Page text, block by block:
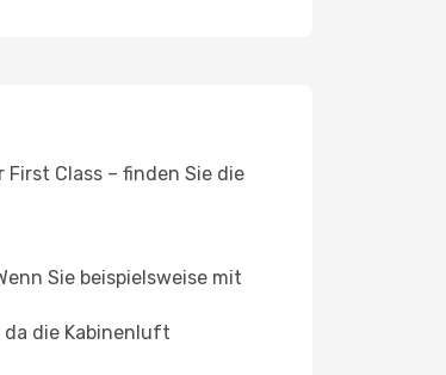
Class – finden Sie die
Sie beispielsweise mit
da die Kabinenluft